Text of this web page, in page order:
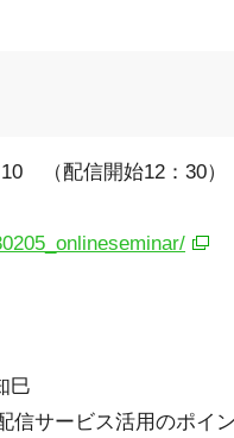
（配信開始12：30）
巳
サービス活用のポイン